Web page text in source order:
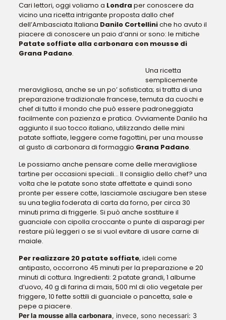
Cari lettori, oggi voliamo a Londra per conoscere da
vicino una ricetta intrigante proposta dallo chef
dell’Ambasciata Italiana Danilo Cortelliniche ho avuto il
piacere di conoscere un paio d’anni or sono: le mitiche
Patate soffiate alla carbonara con mousse di
Grana Padano.
Una ricetta
semplicemente
meravigliosa, anche se un po’ sofisticata; si tratta di una
preparazione tradizionale francese, temuta da cuochi e
chef di tutto il mondo che può essere padroneggiata
facilmente con pazienza e pratica. Ovviamente Danilo ha
aggiunto il suo tocco italiano, utilizzando delle mini
patate soffiate, leggere come fagottini, per una mousse
al gusto di carbonara di formaggio Grana Padano.
Le possiamo anche pensare come delle meravigliose
tartine per occasioni speciali… Il consiglio dello chef? una
volta che le patate sono state affettate e quindi sono
pronte per essere cotte, lasciamole asciugare ben stese
su una teglia foderata di carta da forno, per circa 30
minuti prima di friggerle. Si può anche sostituire il
guanciale con cipolla croccante o punte di asparagi per
restare più leggeri o se si vuol evitare di usare carne di
maiale.
Per realizzare 20 patate soffiate, ideli come
antipasto, occorrono 45 minuti per la preparazione e 20
minuti di cottura. Ingredienti: 2 patate grandi, 1 albume
d’uovo, 40 g di farina di mais, 500 ml di olio vegetale per
friggere, 10 fette sottili di guanciale o pancetta, sale e
pepe a piacere.
Per la mousse alla carbonara, invece, sono necessari: 3